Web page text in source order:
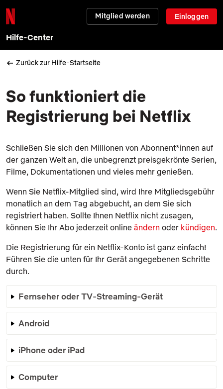
Mitglied werden Einloggen
Hilfe-Center
Zurück zur Hilfe-Startseite
So funktioniert die
Registrierung bei Netflix
Schließen Sie sich den Millionen von Abonnent*innen auf
der ganzen Welt an, die unbegrenzt preisgekrönte Serien,
Filme, Dokumentationen und vieles mehr genießen.
Wenn Sie Netflix-Mitglied sind, wird Ihre Mitgliedsgebühr
monatlich an dem Tag abgebucht, an dem Sie sich
registriert haben. Sollte Ihnen Netflix nicht zusagen,
können Sie Ihr Abo jederzeit online ändern oder kündigen.
Die Registrierung für ein Netflix-Konto ist ganz einfach!
Führen Sie die unten für Ihr Gerät angegebenen Schritte
durch.
Fernseher oder TV-Streaming-Gerät
Android
iPhone oder iPad
Computer